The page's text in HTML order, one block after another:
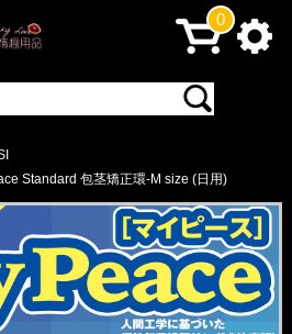
Standard 包茎矯正環-M size (日用)
0